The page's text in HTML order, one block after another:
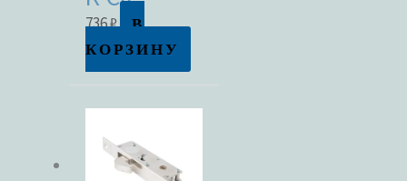
В наличии
В продаже
Метки товаров
736₽
В
КОРЗИНУ